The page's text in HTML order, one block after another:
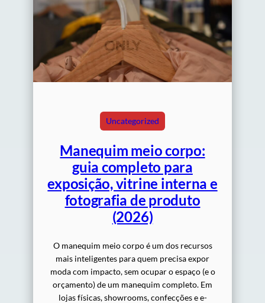
Uncategorized
Manequim meio corpo:
guia completo para
exposição, vitrine interna e
fotografia de produto
(2026)
O manequim meio corpo é um dos recursos
mais inteligentes para quem precisa expor
moda com impacto, sem ocupar o espaço (e o
orçamento) de um manequim completo. Em
lojas físicas, showrooms, confecções e e-